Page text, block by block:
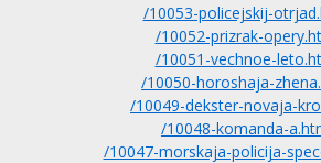
/10053-policejskij-
/10052-prizrak-
/10051-vechnoe-
/10050-horoshaja-
/10049-dekster-novaja-
/10048-komanda-
/10047-morskaja-policija-